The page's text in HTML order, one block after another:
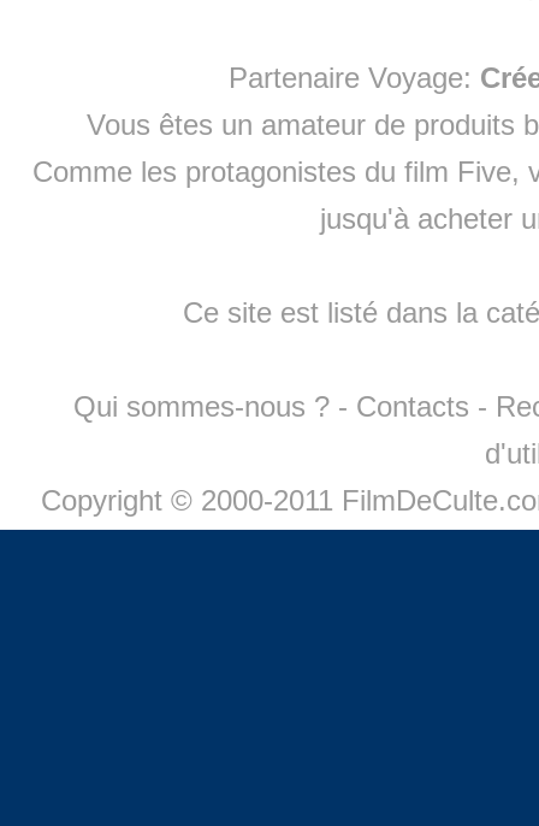
Partenaire Voyage:
Vous êtes un amateur de produits
Comme les protagonistes du film Five,
jusqu'à acheter
Ce site est listé dans la
Qui sommes-nous ? - Contacts -
Copyright © 2000-2011